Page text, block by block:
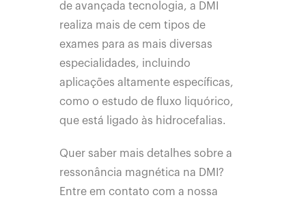
de avançada tecnologia, a DMI
realiza mais de cem tipos de
exames para as mais diversas
especialidades, incluindo
aplicações altamente específicas,
como o estudo de fluxo liquórico,
que está ligado às hidrocefalias.
Quer saber mais detalhes sobre a
ressonância magnética na DMI?
Entre em contato com a nossa